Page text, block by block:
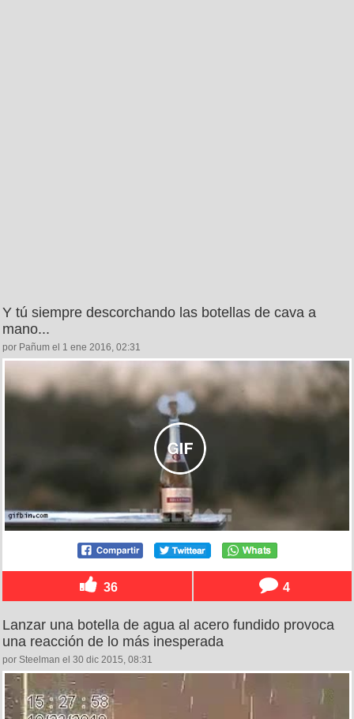
Y tú siempre descorchando las botellas de cava a
mano...
por Pañum el 1 ene 2016, 02:31
36 4
Lanzar una botella de agua al acero fundido provoca
una reacción de lo más inesperada
por Steelman el 30 dic 2015, 08:31